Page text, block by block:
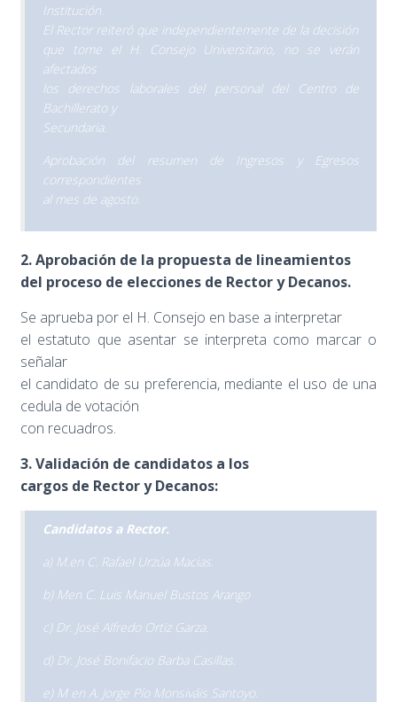
Institución.
El Rector reiteró que independientemente de la decisión
que tome el H. Consejo Universitario, no se verán
afectados
los derechos laborales del personal del Centro de
Bachillerato y
Secundaria.
Aprobación del resumen de Ingresos y Egresos
correspondientes
al mes de agosto.
2. Aprobación de la propuesta de lineamientos
del proceso de elecciones de Rector y Decanos.
Se aprueba por el H. Consejo en base a interpretar
el estatuto que asentar se interpreta como marcar o
señalar
el candidato de su preferencia, mediante el uso de una
cedula de votación
con recuadros.
3. Validación de candidatos a los
cargos de Rector y Decanos:
Candidatos a Rector.
a) M.en C. Rafael Urzúa Macias.
b) Men C. Luis Manuel Bustos Arango
c) Dr. José Alfredo Ortiz Garza.
d) Dr. José Bonifacio Barba Casillas.
e) M en A. Jorge Pío Monsiváis Santoyo.